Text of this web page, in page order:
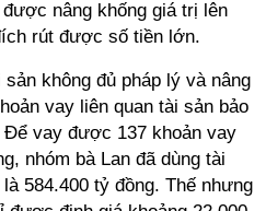
nâng khống giá trị lên
rút được số tiền lớn.
không đủ pháp lý và nâng
vay liên quan tài sản bảo
vay được 137 khoản vay
nhóm bà Lan đã dùng tài
584.400 tỷ đồng. Thế nhưng